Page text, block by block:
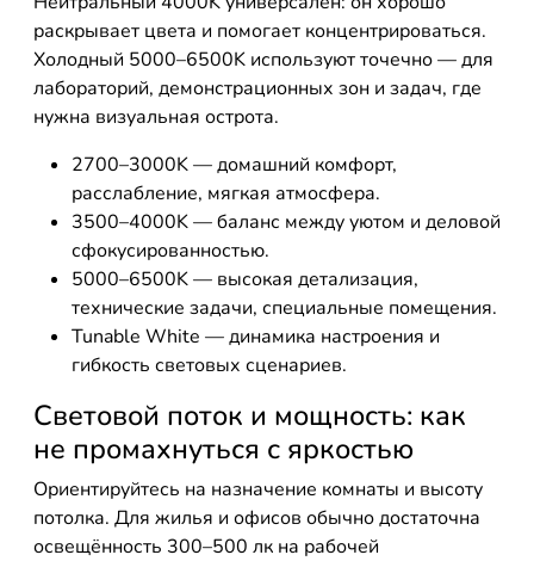
раскрывает цвета и помогает концентрироваться.
Холодный 5000–6500K используют точечно — для
лабораторий, демонстрационных зон и задач, где
нужна визуальная острота.
2700–3000K — домашний комфорт,
расслабление, мягкая атмосфера.
3500–4000K — баланс между уютом и деловой
сфокусированностью.
5000–6500K — высокая детализация,
технические задачи, специальные помещения.
Tunable White — динамика настроения и
гибкость световых сценариев.
Световой поток и мощность: как
не промахнуться с яркостью
Ориентируйтесь на назначение комнаты и высоту
потолка. Для жилья и офисов обычно достаточна
освещённость 300–500 лк на рабочей